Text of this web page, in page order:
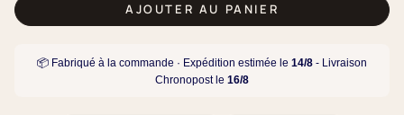
AJOUTER AU PANIER
📦 Fabriqué à la commande · Expédition estimée le 14/8 - Livraison
Chronopost le 16/8